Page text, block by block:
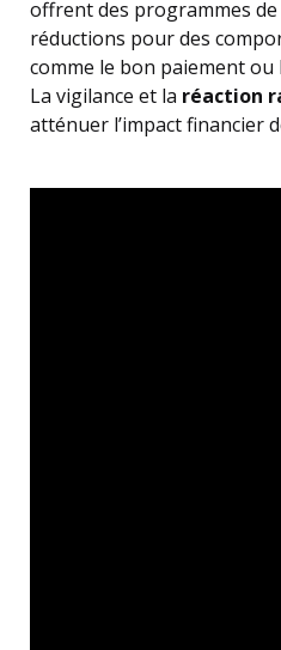
offrent des programmes de
réductions pour des
comme le bon paiement
La vigilance et la réaction
atténuer l’impact financier